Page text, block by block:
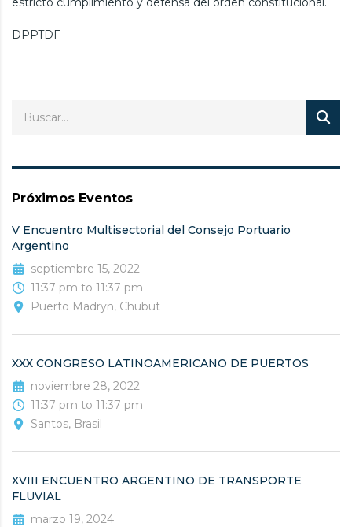
DPPTDF
Próximos Eventos
V Encuentro Multisectorial del Consejo Portuario
Argentino
septiembre 15, 2022
11:37 pm to 11:37 pm
Puerto Madryn, Chubut
XXX CONGRESO LATINOAMERICANO DE PUERTOS
noviembre 28, 2022
11:37 pm to 11:37 pm
Santos, Brasil
XVIII ENCUENTRO ARGENTINO DE TRANSPORTE
FLUVIAL
marzo 19, 2024